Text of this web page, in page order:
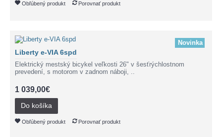
Obľúbený produkt Porovnať produkt
Novinka
Liberty e-VIA 6spd
Elektrický mestský bicykel veľkosti 26" v šesťrýchlostnom
prevedení, s motorom v zadnom náboji, ..
1 039,00€
Do košíka
Obľúbený produkt Porovnať produkt